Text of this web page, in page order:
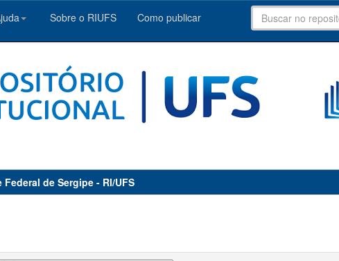
Sobre o RIUFS Como publicar
de Sergipe - RI/UFS